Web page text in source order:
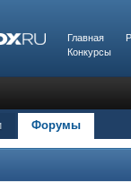
Главная
Конкурсы
Форумы